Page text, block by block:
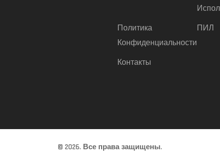
Политика
Конфиденциальности
ПИЛ
Контакты
© 2026. Все права защищены.